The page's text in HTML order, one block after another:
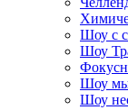
Шоу с
Шоу
Шоу
Шоу